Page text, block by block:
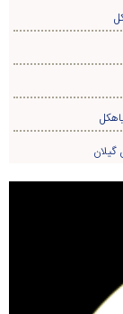
گیلان